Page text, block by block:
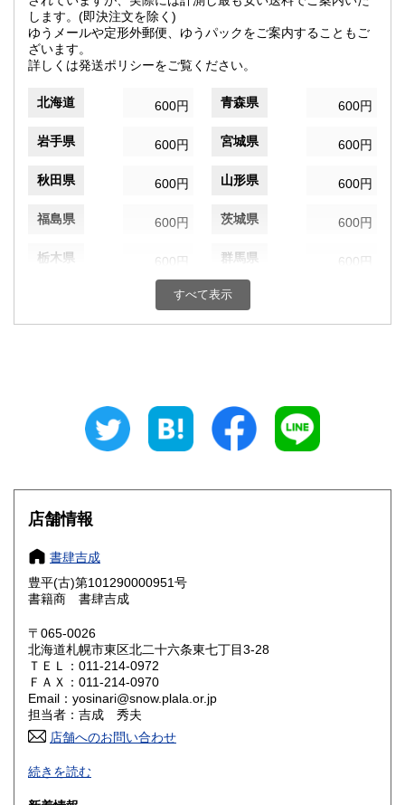
します。(即決注文を除く)
ゆうメールや定形外郵便、ゆうパックをご案内することもご
ざいます。
詳しくは発送ポリシーをご覧ください。
北海道 600円 青森県 600円
岩手県 600円 宮城県 600円
秋田県 600円 山形県 600円
福島県 600円 茨城県 600円
栃木県 600円 群馬県 600円
600円 千葉県
600円 福井県
600円 長野県
岐阜県 600円 静岡県 600円
愛知県
滋賀県
大阪府
奈良県 600円 和歌山県
鳥取県 600円
岡山県 600円
山口県
すべて表示
店舗情報
書肆吉成
豊平(古)第101290000951号
書籍商 書肆吉成
〒065-0026
北海道札幌市東区北二十六条東七丁目3-28
ＴＥＬ：011-214-0972
ＦＡＸ：011-214-0970
Email：yosinari@snow.plala.or.jp
担当者：吉成 秀夫
店舗へのお問い合わせ
札幌の古本屋です。北海道の郷土誌、アイヌ民族関係書、思
想哲学、詩歌などの人文書を中心に、学術専門書を主に取り
扱っております。学術文庫なども積極的に買取いたします。
続きを読む